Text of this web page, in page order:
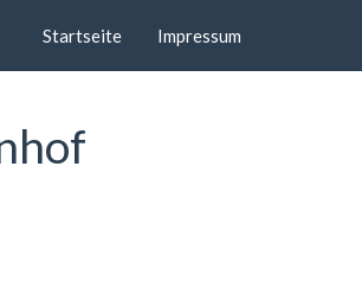
Startseite Impressum